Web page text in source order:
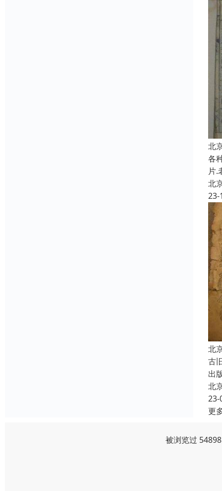
北
各
片.
北
23-
北
古
出
北
23-
更
被浏览过